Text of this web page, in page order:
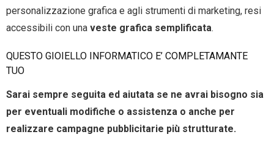
personalizzazione grafica e agli strumenti di marketing, resi
accessibili con una veste grafica semplificata.
QUESTO GIOIELLO INFORMATICO E’ COMPLETAMANTE
TUO
Sarai sempre seguita ed aiutata se ne avrai bisogno sia
per eventuali modifiche o assistenza o anche per
realizzare campagne pubblicitarie più strutturate.